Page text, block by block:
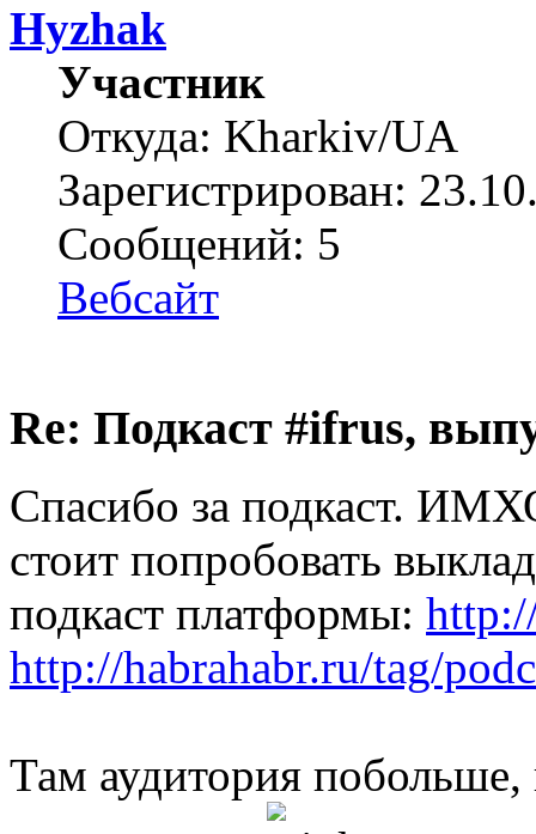
Hyzhak
Участник
Откуда: Kharkiv/UA
Зарегистрирован:
Сообщений: 5
Вебсайт
Re: Подкаст #ifrus,
Спасибо за подкаст.
стоит попробовать
подкаст платформы:
http://habrahabr.ru/tag/
Там аудитория